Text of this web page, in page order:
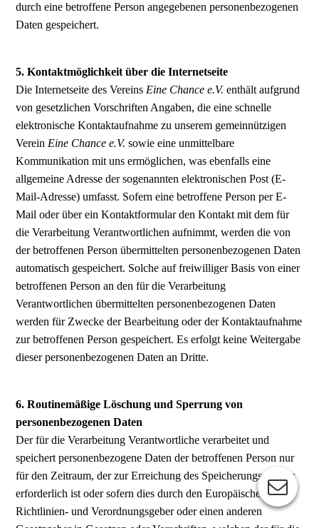
durch eine betroffene Person angegebenen personenbezogenen
Daten gespeichert.
5. Kontaktmöglichkeit über die Internetseite
Die Internetseite des Vereins Eine Chance e.V.enthält aufgrund
von gesetzlichen Vorschriften Angaben, die eine schnelle
elektronische Kontaktaufnahme zu unserem gemeinnützigen
Verein Eine Chance e.V.sowie eine unmittelbare
Kommunikation mit uns ermöglichen, was ebenfalls eine
allgemeine Adresse der sogenannten elektronischen Post (E-
Mail-Adresse) umfasst. Sofern eine betroffene Person per E-
Mail oder über ein Kontaktformular den Kontakt mit dem für
die Verarbeitung Verantwortlichen aufnimmt, werden die von
der betroffenen Person übermittelten personenbezogenen Daten
automatisch gespeichert. Solche auf freiwilliger Basis von einer
betroffenen Person an den für die Verarbeitung
Verantwortlichen übermittelten personenbezogenen Daten
werden für Zwecke der Bearbeitung oder der Kontaktaufnahme
zur betroffenen Person gespeichert. Es erfolgt keine Weitergabe
dieser personenbezogenen Daten an Dritte.
6. Routinemäßige Löschung und Sperrung von
personenbezogenen Daten
Der für die Verarbeitung Verantwortliche verarbeitet und
speichert personenbezogene Daten der betroffenen Person nur
für den Zeitraum, der zur Erreichung des Speicherungszwecks
erforderlich ist oder sofern dies durch den Europäischen
Richtlinien- und Verordnungsgeber oder einen anderen